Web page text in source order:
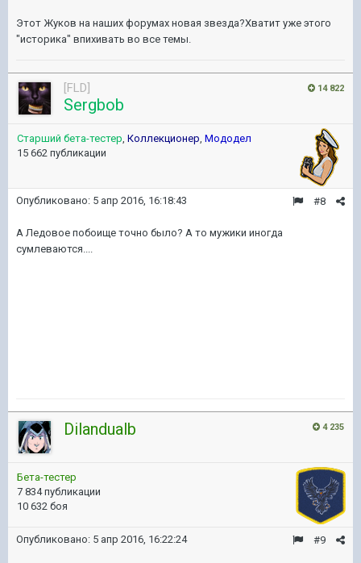
Этот Жуков на наших форумах новая звезда?Хватит уже этого
"историка" впихивать во все темы.
14 822
[FLD]
Sergbob
Старший бета-тестер, Коллекционер, Мододел
15 662 публикации
#8
Опубликовано: 5 апр 2016, 16:18:43
А Ледовое побоище точно было? А то мужики иногда
сумлеваются....
4 235
Dilandualb
Бета-тестер
7 834 публикации
10 632 боя
#9
Опубликовано: 5 апр 2016, 16:22:24